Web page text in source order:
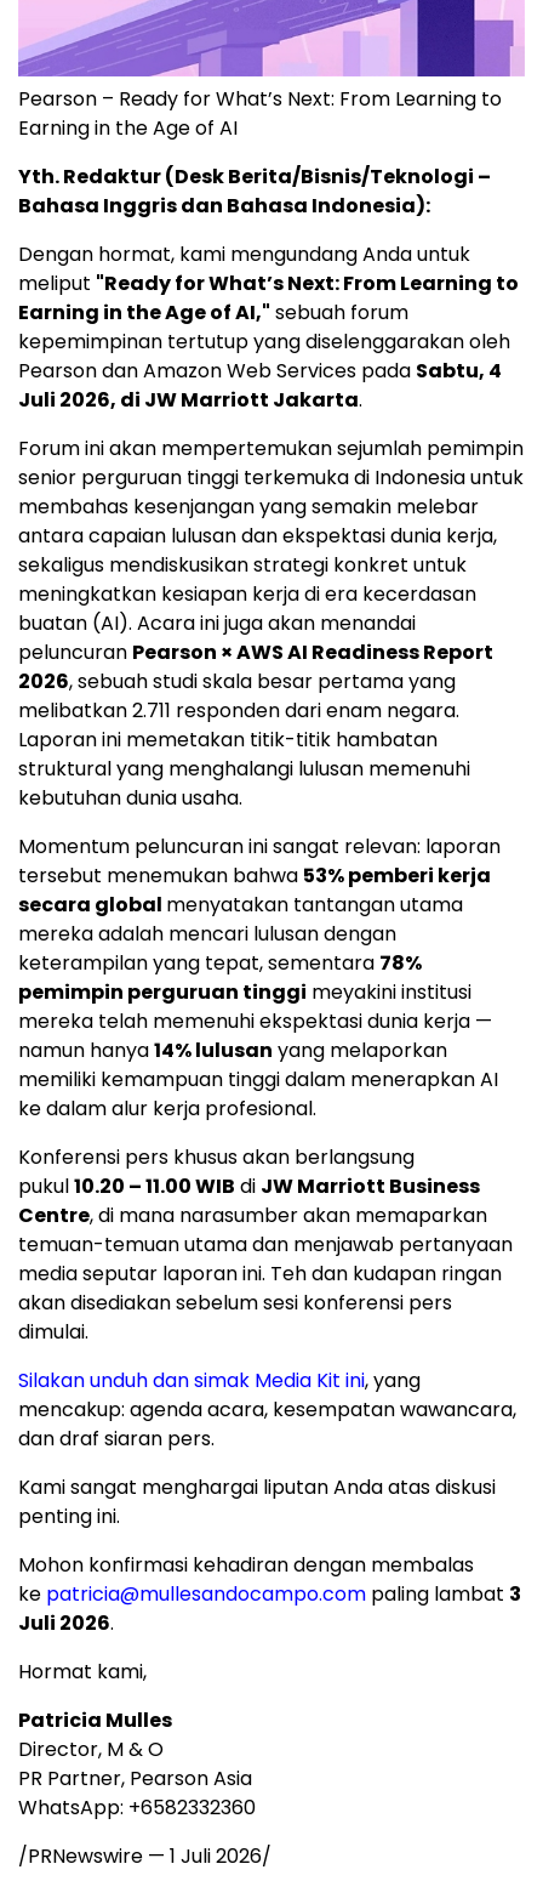
Pearson – Ready for What’s Next: From Learning to
Earning in the Age of AI
Yth. Redaktur (Desk Berita/Bisnis/Teknologi –
Bahasa Inggris dan Bahasa Indonesia):
Dengan hormat, kami mengundang Anda untuk
meliput "Ready for What’s Next: From Learning to
Earning in the Age of AI," sebuah forum
kepemimpinan tertutup yang diselenggarakan oleh
Pearson dan Amazon Web Services pada Sabtu, 4
Juli 2026, di JW Marriott Jakarta.
Forum ini akan mempertemukan sejumlah pemimpin
senior perguruan tinggi terkemuka di Indonesia untuk
membahas kesenjangan yang semakin melebar
antara capaian lulusan dan ekspektasi dunia kerja,
sekaligus mendiskusikan strategi konkret untuk
meningkatkan kesiapan kerja di era kecerdasan
buatan (AI). Acara ini juga akan menandai
peluncuran Pearson × AWS AI Readiness Report
2026, sebuah studi skala besar pertama yang
melibatkan 2.711 responden dari enam negara.
Laporan ini memetakan titik-titik hambatan
struktural yang menghalangi lulusan memenuhi
kebutuhan dunia usaha.
Momentum peluncuran ini sangat relevan: laporan
tersebut menemukan bahwa 53% pemberi kerja
secara global menyatakan tantangan utama
mereka adalah mencari lulusan dengan
keterampilan yang tepat, sementara 78%
pemimpin perguruan tinggi meyakini institusi
mereka telah memenuhi ekspektasi dunia kerja —
namun hanya14% lulusan yang melaporkan
memiliki kemampuan tinggi dalam menerapkan AI
ke dalam alur kerja profesional.
Konferensi pers khusus akan berlangsung
pukul10.20 – 11.00 WIB di JW Marriott Business
Centre, di mana narasumber akan memaparkan
temuan-temuan utama dan menjawab pertanyaan
media seputar laporan ini. Teh dan kudapan ringan
akan disediakan sebelum sesi konferensi pers
dimulai.
Silakan unduh dan simak Media Kit ini, yang
mencakup: agenda acara, kesempatan wawancara,
dan draf siaran pers.
Kami sangat menghargai liputan Anda atas diskusi
penting ini.
Mohon konfirmasi kehadiran dengan membalas
ke patricia@mullesandocampo.com paling lambat 3
Juli 2026.
Hormat kami,
Patricia Mulles
Director, M & O
PR Partner, Pearson Asia
WhatsApp: +6582332360
/PRNewswire — 1 Juli 2026/